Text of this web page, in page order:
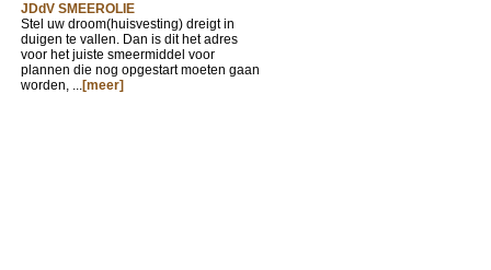
JDdV SMEEROLIE
Stel uw droom(huisvesting) dreigt in
duigen te vallen. Dan is dit het adres
voor het juiste smeermiddel voor
plannen die nog opgestart moeten gaan
worden, ...[meer]